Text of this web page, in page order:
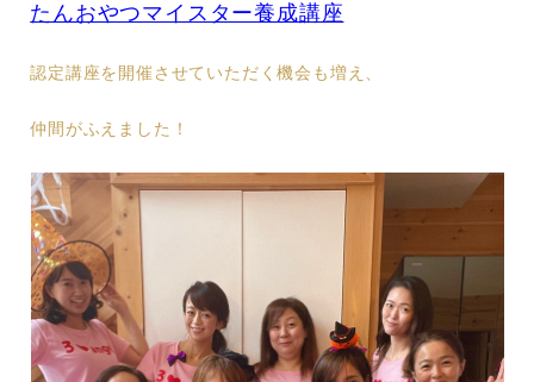
たんおやつマイスター養成講座
認定講座を開催させていただく機会も増え、
仲間がふえました！